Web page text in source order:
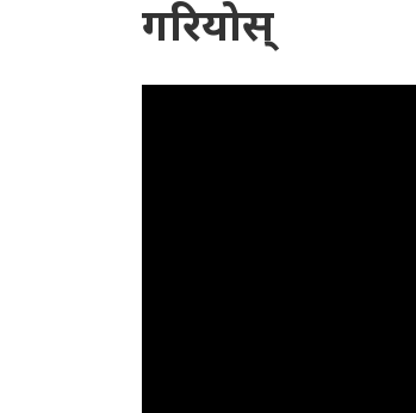
गरियोस्